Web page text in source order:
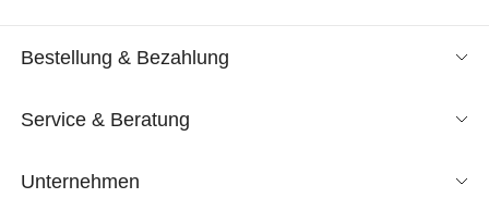
Bestellung & Bezahlung
Service & Beratung
Unternehmen